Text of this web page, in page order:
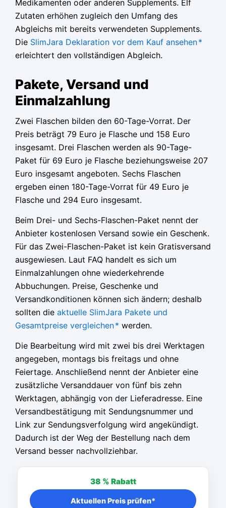
Medikamenten oder anderen Supplements. Elf
Zutaten erhöhen zugleich den Umfang des
Abgleichs mit bereits verwendeten Supplements.
Die SlimJara Deklaration vor dem Kauf ansehen*
erleichtert den vollständigen Abgleich.
Pakete, Versand und
Einmalzahlung
Zwei Flaschen bilden den 60-Tage-Vorrat. Der
Preis beträgt 79 Euro je Flasche und 158 Euro
insgesamt. Drei Flaschen werden als 90-Tage-
Paket für 69 Euro je Flasche beziehungsweise 207
Euro insgesamt angeboten. Sechs Flaschen
ergeben einen 180-Tage-Vorrat für 49 Euro je
Flasche und 294 Euro insgesamt.
Beim Drei- und Sechs-Flaschen-Paket nennt der
Anbieter kostenlosen Versand sowie ein Geschenk.
Für das Zwei-Flaschen-Paket ist kein Gratisversand
ausgewiesen. Laut FAQ handelt es sich um
Einmalzahlungen ohne wiederkehrende
Abbuchungen. Preise, Geschenke und
Versandkonditionen können sich ändern; deshalb
sollten die aktuelle SlimJara Pakete und
Gesamtpreise vergleichen* werden.
Die Bearbeitung wird mit zwei bis drei Werktagen
angegeben, montags bis freitags und ohne
Feiertage. Anschließend nennt der Anbieter eine
zusätzliche Versanddauer von fünf bis zehn
Werktagen, abhängig von der Lieferadresse. Eine
Versandbestätigung mit Sendungsnummer und
Link zur Sendungsverfolgung wird angekündigt.
Dadurch ist der Weg der Bestellung nach dem
Versand besser nachvollziehbar.
38 % Rabatt
Aktuellen Preis prüfen*